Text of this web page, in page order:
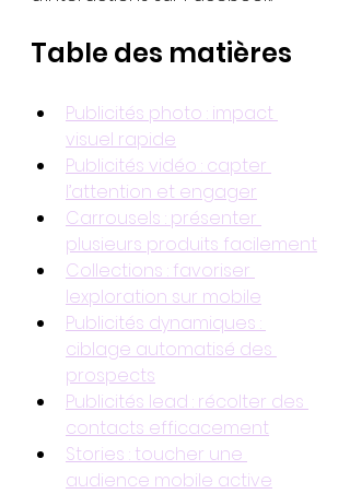
Table des matières
Publicités photo : impact
visuel rapide
Publicités vidéo : capter
l’attention et engager
Carrousels : présenter
plusieurs produits facilement
Collections : favoriser
lexploration sur mobile
Publicités dynamiques :
ciblage automatisé des
prospects
Publicités lead : récolter des
contacts efficacement
Stories : toucher une
audience mobile active